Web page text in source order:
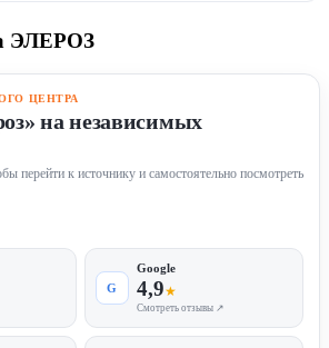
ЭЛЕРОЗ
ЦЕНТРА
на независимых
перейти к источнику и самостоятельно посмотреть
G
Google
4,9★
Смотреть отзывы ↗